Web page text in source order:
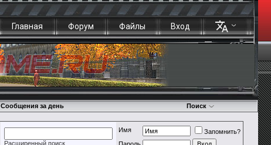
Главная Форум Файлы Вход
Сообщения за день Поиск
Расширенный поиск
Имя
Запомнить?